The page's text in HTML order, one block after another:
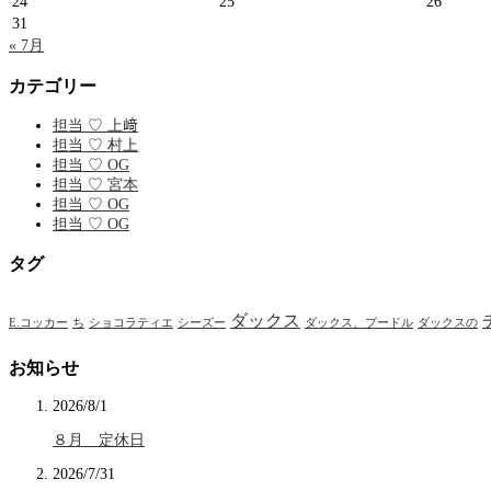
31
« 7月
カテゴリー
担当 ♡ 上﨑
担当 ♡ 村上
担当 ♡ OG
担当 ♡ 宮本
担当 ♡ OG
担当 ♡ OG
タグ
E.コッカー ち ショコラティエ シーズー ダックス ダックス、プードル ダックスの
お知らせ
2026/8/1
８月 定休日
2026/7/31